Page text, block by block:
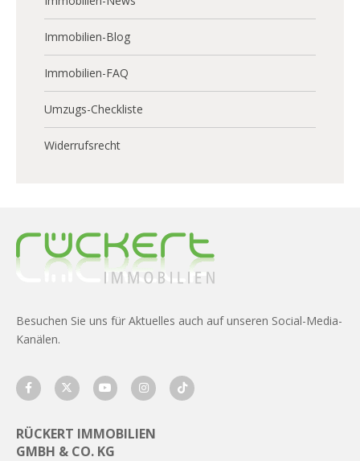
Immobilien-Blog
Immobilien-FAQ
Umzugs-Checkliste
Widerrufsrecht
Besuchen Sie uns für Aktuelles auch auf unseren Social-Media-
Kanälen.
RÜCKERT IMMOBILIEN
GMBH & CO. KG